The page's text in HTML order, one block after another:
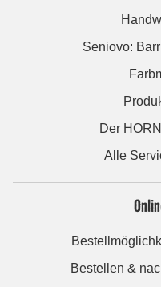
Seniovo:
Der
Alle
Bestellen &